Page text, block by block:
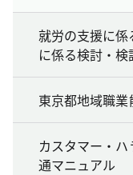
就労の支援に
に係る検討・検
東京都地域職
カスタマー・
通マニュアル